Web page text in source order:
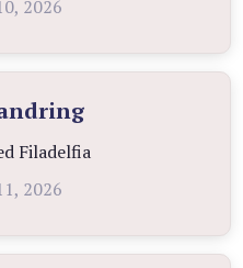
2026
Filadelfia
2026